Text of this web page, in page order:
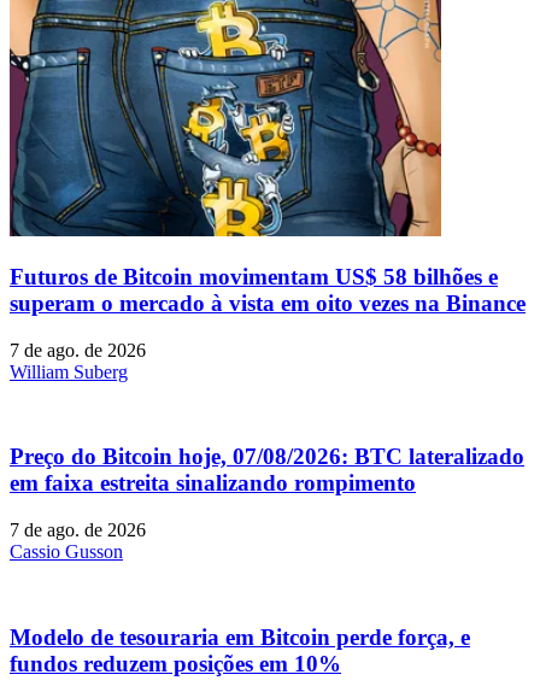
Futuros de Bitcoin movimentam US$ 58 bilhões e
superam o mercado à vista em oito vezes na Binance
7 de ago. de 2026
William Suberg
Preço do Bitcoin hoje, 07/08/2026: BTC lateralizado
em faixa estreita sinalizando rompimento
7 de ago. de 2026
Cassio Gusson
Modelo de tesouraria em Bitcoin perde força, e
fundos reduzem posições em 10%